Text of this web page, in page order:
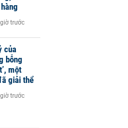
trước
của
bỗng
một
giải thể
trước